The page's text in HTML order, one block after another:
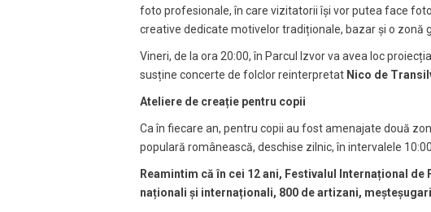
foto profesionale, în care vizitatorii își vor putea face
creative dedicate motivelor tradiționale, bazar și o
Vineri, de la ora 20:00, în Parcul Izvor va avea loc
susține concerte de folclor reinterpretat Nico de
Ateliere de creație pentru copii
Ca în fiecare an, pentru copii au fost amenajate două
populară românească, deschise zilnic, în intervalele
Reamintim că în cei 12 ani, Festivalul Internațional
naționali și internaționali, 800 de artizani,